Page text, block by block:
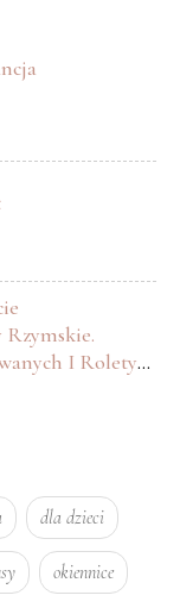
wykonaniu
I Rolety
dla dzieci
okiennice